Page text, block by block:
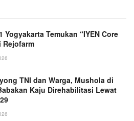
Yogyakarta Temukan “IYEN Core
Rejofarm
TNI dan Warga, Mushola di
Kaju Direhabilitasi Lewat